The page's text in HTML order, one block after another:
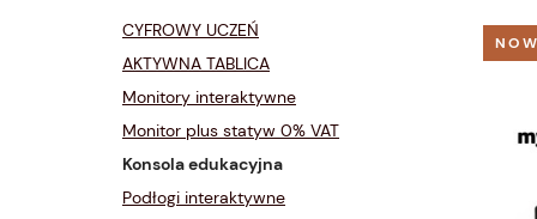
CYFROWY UCZEŃ
AKTYWNA TABLICA
Monitory interaktywne
Monitor plus statyw 0% VAT
Konsola edukacyjna
Podłogi interaktywne